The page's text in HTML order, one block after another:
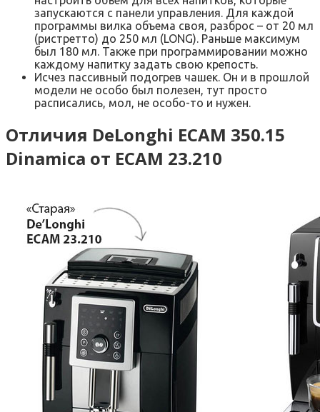
запускаются с панели управления. Для каждой
программы вилка объема своя, разброс – от 20 мл
(ристретто) до 250 мл (LONG). Раньше максимум
был 180 мл. Также при программировании можно
каждому напитку задать свою крепость.
Исчез пассивный подогрев чашек. Он и в прошлой
модели не особо был полезен, тут просто
расписались, мол, не особо-то и нужен.
Отличия DeLonghi ECAM 350.15
Dinamica от ECAM 23.210